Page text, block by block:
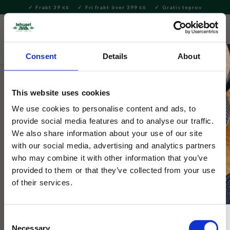
Consent Details About
This website uses cookies
We use cookies to personalise content and ads, to
provide social media features and to analyse our traffic.
We also share information about your use of our site
with our social media, advertising and analytics partners
who may combine it with other information that you’ve
provided to them or that they’ve collected from your use
of their services.
Necessary
Meny
Frakt 39 KR Fri frakt över 399 KR Gratis teprov
Delikatesser Matlagning & Skafferi
House of Hafi
Hafi Nypon Marmelad 140g
Hafis nyponmarmelad är ett måste till getosten och ett
utmärkt tillbehör till köttpaté.